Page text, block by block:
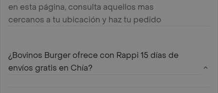
en esta página, consulta aquellos mas
cercanos a tu ubicación y haz tu pedido
¿Bovinos Burger ofrece con Rappi 15 días de
envíos gratis en Chía?